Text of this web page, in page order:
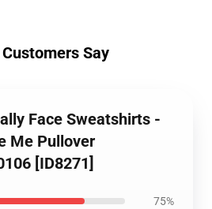
Say
Face Sweatshirts -
Me Pullover
[ID8271]
75%